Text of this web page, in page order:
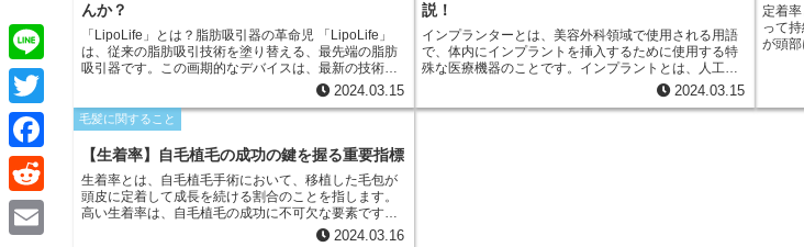
んか？
「LipoLife」とは？脂肪吸引器の革命児 「LipoLife」
は、従来の脂肪吸引技術を塗り替える、最先端の脂肪
吸引器です。この画期的なデバイスは、最新の技術を
採用しており、より効果的かつ安全に脂肪を取り除
き、より自然で美しい結果をもたらします。この革命
的な技術は、脂肪吸引の手術における安全性と効率性
を向上させ、患者に優れた体験を提供しています。
2024.03.15
説！
インプランターとは、美容外科領域で使用される用語
で、体内にインプラントを挿入するために使用する特
殊な医療機器のことです。インプラントとは、人工的
に作られた材料を体内に埋め込むもので、乳房増強術
における乳房インプラントや、鼻の整形において鼻筋
2024.03.15
定着
って
が頭
毛髪に関すること
【生着率】自毛植毛の成功の鍵を握る重要指標
生着率とは、自毛植毛手術において、移植した毛包が
頭皮に定着して成長を続ける割合のことを指します。
高い生着率は、自毛植毛の成功に不可欠な要素です。
低い生着率では、移植した毛包が抜け落ちてしまい、
2024.03.16
L
i
n
e
T
w
i
t
F
a
c
R